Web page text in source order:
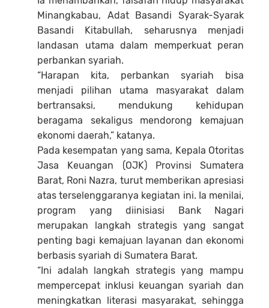
Minangkabau, Adat Basandi Syarak-Syarak
Basandi Kitabullah, seharusnya menjadi
landasan utama dalam memperkuat peran
perbankan syariah.
“Harapan kita, perbankan syariah bisa
menjadi pilihan utama masyarakat dalam
bertransaksi, mendukung kehidupan
beragama sekaligus mendorong kemajuan
ekonomi daerah,” katanya.
Pada kesempatan yang sama, Kepala Otoritas
Jasa Keuangan (OJK) Provinsi Sumatera
Barat, Roni Nazra, turut memberikan apresiasi
atas terselenggaranya kegiatan ini. Ia menilai,
program yang diinisiasi Bank Nagari
merupakan langkah strategis yang sangat
penting bagi kemajuan layanan dan ekonomi
berbasis syariah di Sumatera Barat.
“Ini adalah langkah strategis yang mampu
mempercepat inklusi keuangan syariah dan
meningkatkan literasi masyarakat, sehingga